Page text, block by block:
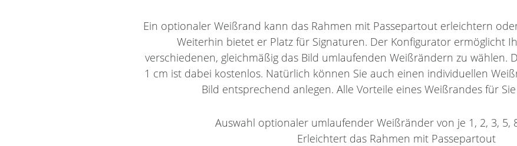
Ein optionaler Weißrand kann das Rahmen mit Passepartout erleichtern
Weiterhin bietet er Platz für Signaturen. Der Konfigurator ermöglicht
verschiedenen, gleichmäßig das Bild umlaufenden Weißrändern zu wählen.
1 cm ist dabei kostenlos. Natürlich können Sie auch einen individuellen
Bild entsprechend anlegen. Alle Vorteile eines Weißrandes für
Auswahl optionaler umlaufender Weißränder von je 1, 2, 3, 5,
Erleichtert das Rahmen mit Passepartout